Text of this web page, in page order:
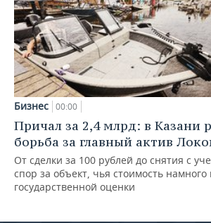
Бизнес 00:00
Причал за 2,4 млрд: в Казани
борьба за главный актив
От сделки за 100 рублей до снятия с
спор за объект, чья стоимость
государственной оценки